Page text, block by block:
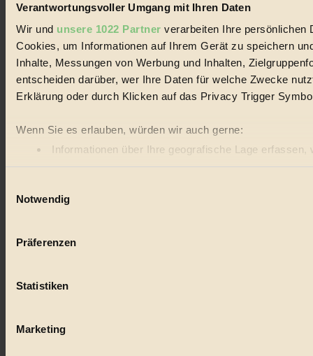
Verantwortungsvoller Umgang mit Ihren Daten
Wir und unsere 1022 Partner verarbeiten Ihre persönlichen
Cookies, um Informationen auf Ihrem Gerät zu speichern
Inhalte, Messungen von Werbung und Inhalten,
entscheiden darüber, wer Ihre Daten für welche Zwecke
Erklärung oder durch Klicken auf das Privacy Trigger
Wenn Sie es erlauben, würden wir auch gerne:
Informationen über Ihre geografische Lage
Ihr Gerät durch aktives Scannen nach bestimmten
Einzelheiten
BIORAMA.eu verwendet Cookies
Videos von externen Plattformen anzuzeigen, oder auch,
Notwendig
Präferenzen
Statistiken
Marketing